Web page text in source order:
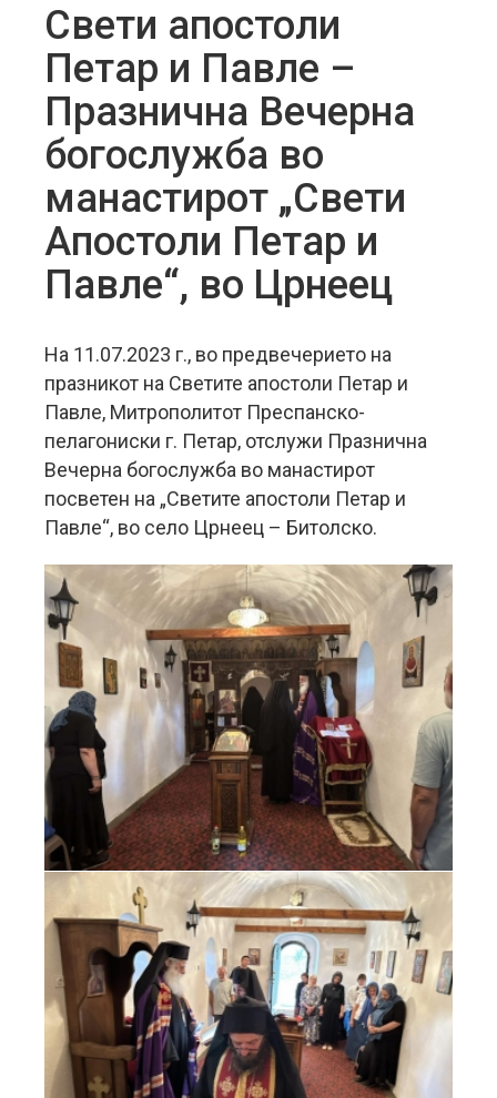
Свети апостоли
Петар и Павле –
Празнична Вечерна
богослужба во
манастирот „Свети
Апостоли Петар и
Павле“, во Црнеец
На 11.07.2023 г., во предвечерието на
празникот на Светите апостоли Петар и
Павле, Митрополитот Преспанско-
пелагониски г. Петар, отслужи Празнична
Вечерна богослужба во манастирот
посветен на „Светите апостоли Петар и
Павле“, во село Црнеец – Битолско.